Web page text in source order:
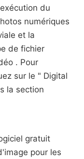
du
numériques
et la
de fichier
. Pour
sur le " Digital
la section
gratuit
pour les